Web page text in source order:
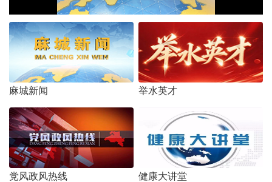
麻城新闻 举水英才
党风政风热线 健康大讲堂